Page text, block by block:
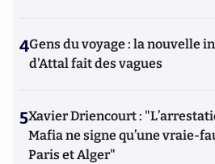
4Gens du voyage : la nouvelle
d'Attal fait des vagues
5Xavier Driencourt :
Mafia ne signe qu’une vraie-
Paris et Alger"